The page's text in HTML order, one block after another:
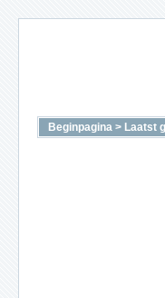
Beginpagina > Laatst